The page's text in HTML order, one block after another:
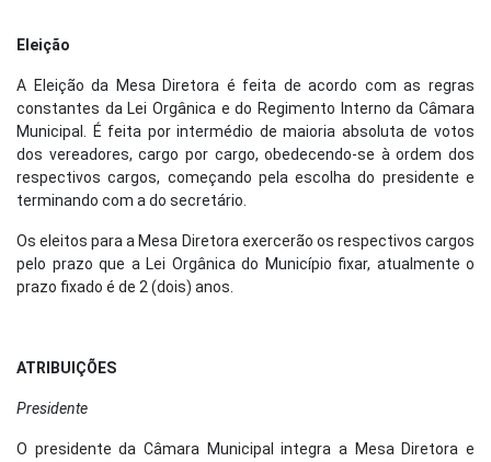
Eleição
A Eleição da Mesa Diretora é feita de acordo com as regras
constantes da Lei Orgânica e do Regimento Interno da Câmara
Municipal. É feita por intermédio de maioria absoluta de votos
dos vereadores, cargo por cargo, obedecendo-se à ordem dos
respectivos cargos, começando pela escolha do presidente e
terminando com a do secretário.
Os eleitos para a Mesa Diretora exercerão os respectivos cargos
pelo prazo que a Lei Orgânica do Município fixar, atualmente o
prazo fixado é de 2 (dois) anos.
ATRIBUIÇÕES
Presidente
O presidente da Câmara Municipal integra a Mesa Diretora e